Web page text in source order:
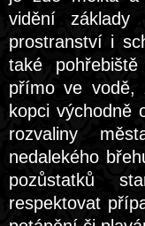
vidění základy
prostranství i
také
přímo ve vodě,
kopci východně
rozvaliny
nedalekého
pozůstatků
respektovat